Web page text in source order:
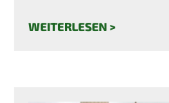
WEITERLESEN >